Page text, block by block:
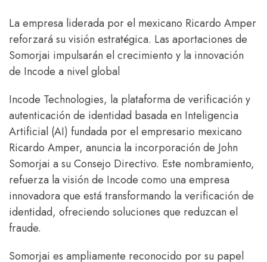
La empresa liderada por el mexicano Ricardo Amper
reforzará su visión estratégica. Las aportaciones de
Somorjai impulsarán el crecimiento y la innovación
de Incode a nivel global
Incode Technologies, la plataforma de verificación y
autenticación de identidad basada en Inteligencia
Artificial (AI) fundada por el empresario mexicano
Ricardo Amper, anuncia la incorporación de John
Somorjai a su Consejo Directivo. Este nombramiento,
refuerza la visión de Incode como una empresa
innovadora que está transformando la verificación de
identidad, ofreciendo soluciones que reduzcan el
fraude.
Somorjai es ampliamente reconocido por su papel